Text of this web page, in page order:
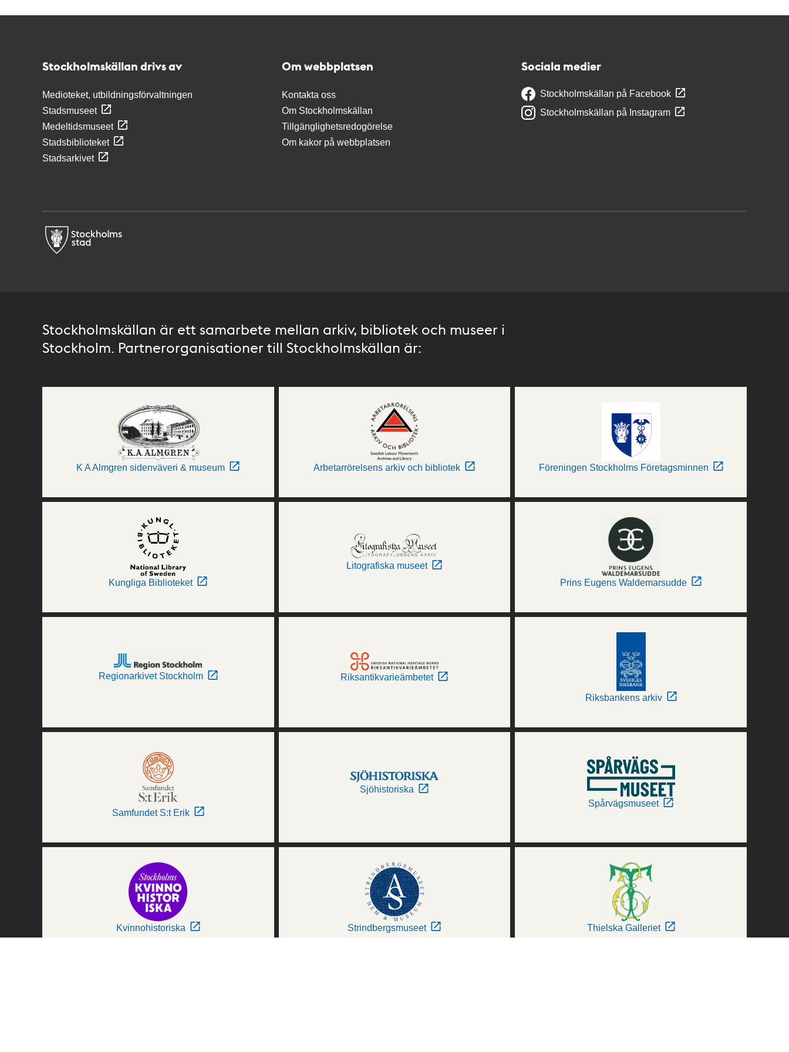
Stockholmskällan drivs av
Medioteket, utbildningsförvaltningen
Stadsmuseet
Medeltidsmuseet
Stadsbiblioteket
Stadsarkivet
Om webbplatsen
Kontakta oss
Om Stockholmskällan
Tillgänglighetsredogörelse
Om kakor på webbplatsen
Sociala medier
Stockholmskällan på Facebook
Stockholmskällan på Instagram
Stockholmskällan är ett samarbete mellan arkiv, bibliotek och museer i
Stockholm. Partnerorganisationer till Stockholmskällan är:
K A Almgren sidenväveri & museum Arbetarrörelsens arkiv och bibliotek Föreningen Stockholms Företagsminnen
Kungliga Biblioteket
Litografiska museet
Prins Eugens Waldemarsudde
Regionarkivet Stockholm Riksantikvarieämbetet
Riksbankens arkiv
Samfundet S:t Erik
Sjöhistoriska
Spårvägsmuseet
Kvinnohistoriska Strindbergsmuseet Thielska Galleriet